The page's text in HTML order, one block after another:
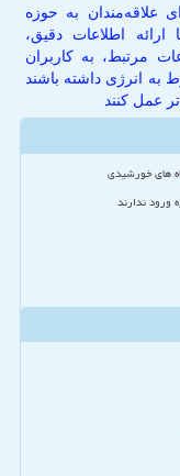
به حوزه
اطلاعات دقیق،
مرتبط، به کاربران
انرژی داشته باشند
عمل کنند
های خورشیدی
ورود ندارند